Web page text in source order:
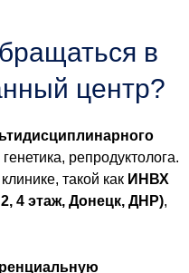
в
центр?
репродуктолога.
такой как ИНВХ
4 этаж, Донецк, ДНР),